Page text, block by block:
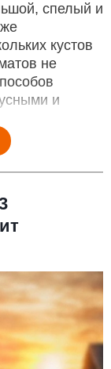
спелый и
кустов
не
и